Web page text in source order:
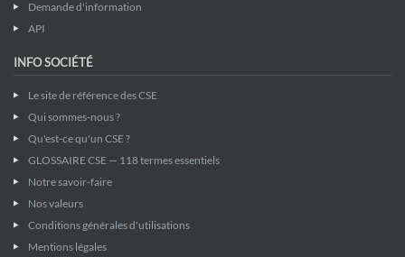
Demande d'information
API
INFO SOCIÉTÉ
Le site de référence des CSE
Qui sommes-nous ?
Qu'est-ce qu'un CSE ?
GLOSSAIRE CSE — 118 termes essentiels
Notre savoir-faire
Nos valeurs
Conditions générales d'utilisations
Mentions légales